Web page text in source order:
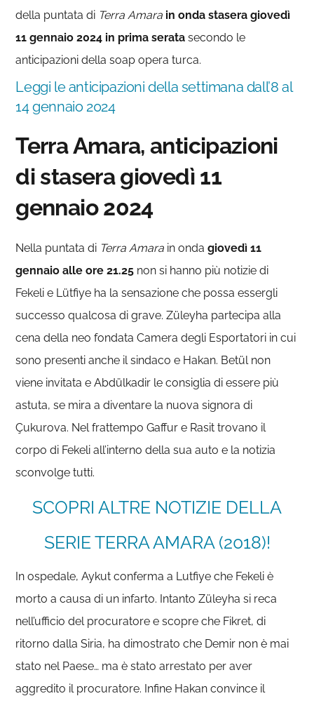
della puntata di Terra Amara in onda stasera giovedì
11 gennaio 2024 in prima serata secondo le
anticipazioni della soap opera turca.
Leggi le anticipazioni della settimana dall’8 al
14 gennaio 2024
Terra Amara, anticipazioni
di stasera giovedì 11
gennaio 2024
Nella puntata di Terra Amara in onda giovedì 11
gennaio alle ore 21.25 non si hanno più notizie di
Fekeli e Lütfiye ha la sensazione che possa essergli
successo qualcosa di grave. Züleyha partecipa alla
cena della neo fondata Camera degli Esportatori in cui
sono presenti anche il sindaco e Hakan. Betül non
viene invitata e Abdülkadir le consiglia di essere più
astuta, se mira a diventare la nuova signora di
Çukurova. Nel frattempo Gaffur e Rasit trovano il
corpo di Fekeli all’interno della sua auto e la notizia
sconvolge tutti.
SCOPRI ALTRE NOTIZIE DELLA
SERIE TERRA AMARA (2018)!
In ospedale, Aykut conferma a Lutfiye che Fekeli è
morto a causa di un infarto. Intanto Züleyha si reca
nell’ufficio del procuratore e scopre che Fikret, di
ritorno dalla Siria, ha dimostrato che Demir non è mai
stato nel Paese… ma è stato arrestato per aver
aggredito il procuratore. Infine Hakan convince il